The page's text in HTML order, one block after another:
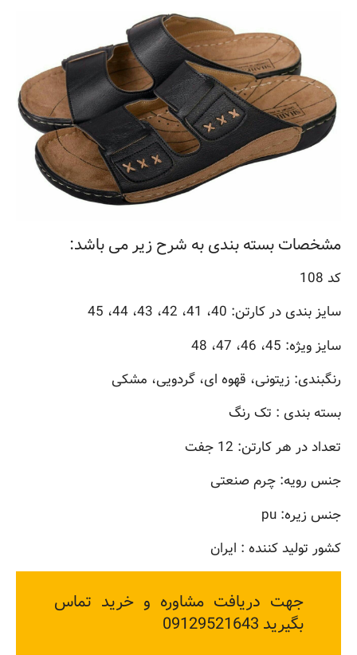
مشخصات بسته بندی به شرح زیر می باشد:
کد 108
سایز بندی در کارتن: 40، 41، 42، 43، 44، 45
سایز ویژه: 45، 46، 47، 48
رنگبندی: زیتونی، قهوه ای، گردویی، مشکی
بسته بندی : تک رنگ
تعداد در هر کارتن: 12 جفت
جنس رویه: چرم صنعتی
جنس زیره: pu
کشور تولید کننده : ایران
جهت دریافت مشاوره و خرید تماس
بگیرید 09129521643